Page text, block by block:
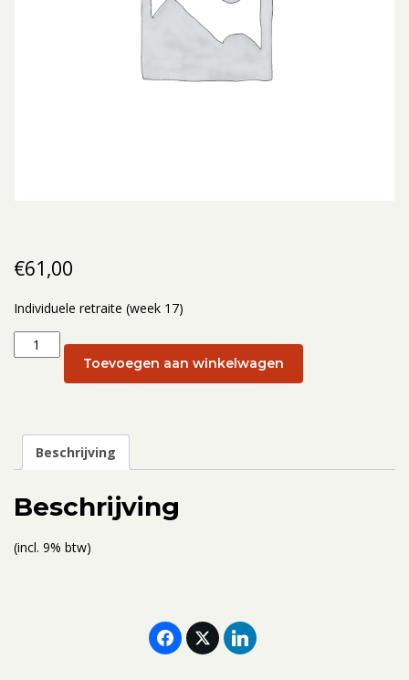
€61,00
Individuele retraite (week 17)
Individuele
retraite
april
aantal
Toevoegen aan winkelwagen
Beschrijving
Beschrijving
(incl. 9% btw)